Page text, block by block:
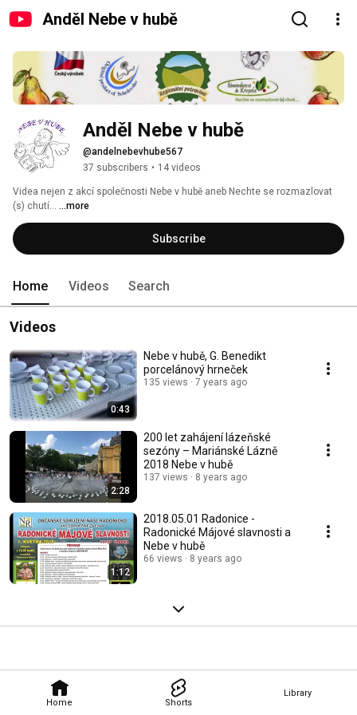
Anděl Nebe v hubě
Home Shorts
Library
Anděl Nebe v hubě
@andelnebevhube567
37 subscribers • 14 videos
Videa nejen z akcí společnosti Nebe v hubě aneb Nechte se rozmazlovat
(s) chutí... ...more
Subscribe
Home Videos Search
Videos
0:43
Nebe v hubě, G. Benedikt
porcelánový hrneček
135 views 7 years ago
2:28
200 let zahájení lázeňské
sezóny – Mariánské Lázně
2018 Nebe v hubě
137 views 8 years ago
1:12
2018.05.01 Radonice -
Radonické Májové slavnosti a
Nebe v hubě
66 views 8 years ago